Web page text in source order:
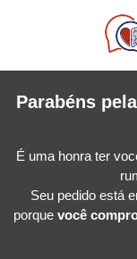
Parabéns
É uma honra ter
Seu pedido está
porque você